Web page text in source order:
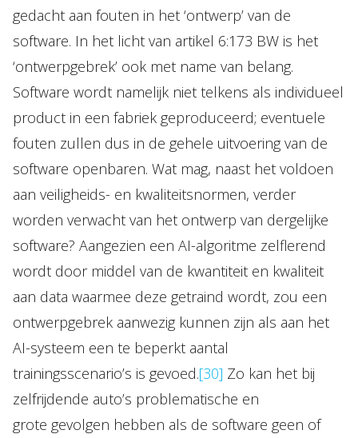
gedacht aan fouten in het ‘ontwerp’ van de
software. In het licht van artikel 6:173 BW is het
‘ontwerpgebrek’ ook met name van belang.
Software wordt namelijk niet telkens als individueel
product in een fabriek geproduceerd; eventuele
fouten zullen dus in de gehele uitvoering van de
software openbaren. Wat mag, naast het voldoen
aan veiligheids- en kwaliteitsnormen, verder
worden verwacht van het ontwerp van dergelijke
software? Aangezien een AI-algoritme zelflerend
wordt door middel van de kwantiteit en kwaliteit
aan data waarmee deze getraind wordt, zou een
ontwerpgebrek aanwezig kunnen zijn als aan het
AI-systeem een te beperkt aantal
trainingsscenario’s is gevoed.[30] Zo kan het bij
zelfrijdende auto’s problematische en
grote gevolgen hebben als de software geen of